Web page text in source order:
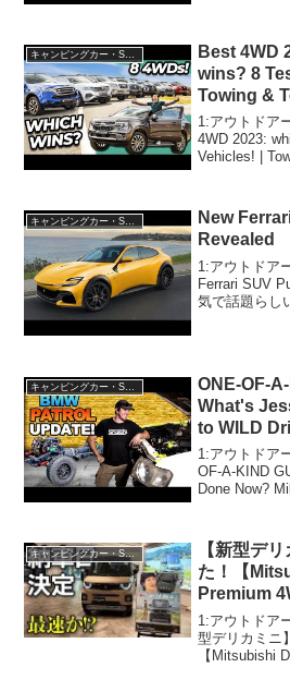
キャンピングカー・SUV人気車種
Best 4WD
wins? 8
Towing &
1:アウトドア
4WD 2023:
Vehicles! |
New
Revealed
1:アウトドア
Ferrari SUV
気で話題らし
キャンピングカー・SUV人気車種
ONE-OF-
What's
to WILD
1:アウトドア
OF-A-KIND
Done Now?
キャンピングカー・SUV人気車種
【新型デ
た！【
Premium
1:アウトドア
型デリカミニ
【Mitsubishi